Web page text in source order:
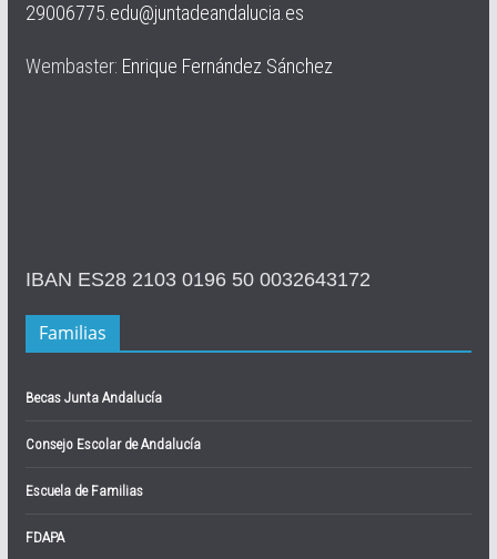
29006775.edu@juntadeandalucia.es
Wembaster: Enrique Fernández Sánchez
IBAN ES28 2103 0196 50 0032643172
Familias
Becas Junta Andalucía
Consejo Escolar de Andalucía
Escuela de Familias
FDAPA